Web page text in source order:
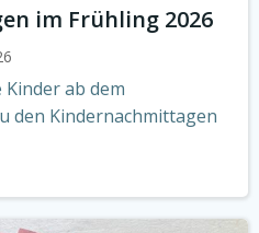
im Frühling 2026
Kinder ab dem
den Kindernachmittagen